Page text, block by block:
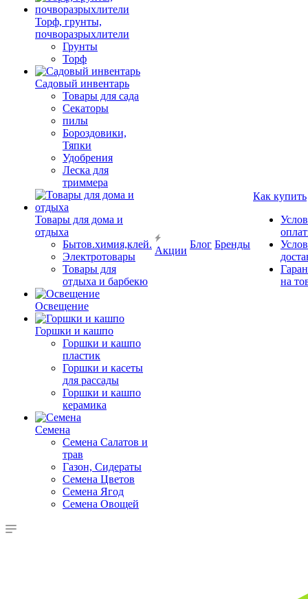
Торф, грунты,
почворазрыхлители
Грунты
Торф
Садовый инвентарь
Товары для сада
Секаторы
пилы
Бороздовики,
Тяпки
Удобрения
Леска для
триммера
Товары для дома и
отдыха
Бытов.химия,клей.
Электротовары
Товары для
отдыха и барбекю
Освещение
Горшки и кашпо
Горшки и кашпо
пластик
Горшки и касеты
для рассады
Горшки и кашпо
керамика
Семена
Семена Салатов и
трав
Газон, Сидераты
Семена Цветов
Семена Ягод
Семена Овощей
Акции
Блог Бренды
Как купить
на